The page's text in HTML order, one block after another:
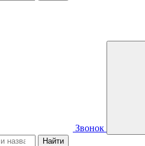
Звонок